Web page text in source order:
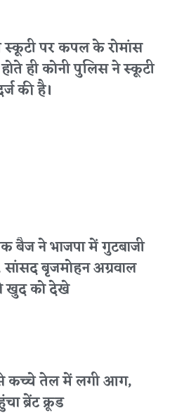
पर कपल के रोमांस
ही कोनी पुलिस ने स्कूटी
की है।
बैज ने भाजपा में गुटबाजी
बृजमोहन अग्रवाल
खुद को देखे
कच्चे तेल में लगी आग,
ब्रेंट क्रूड